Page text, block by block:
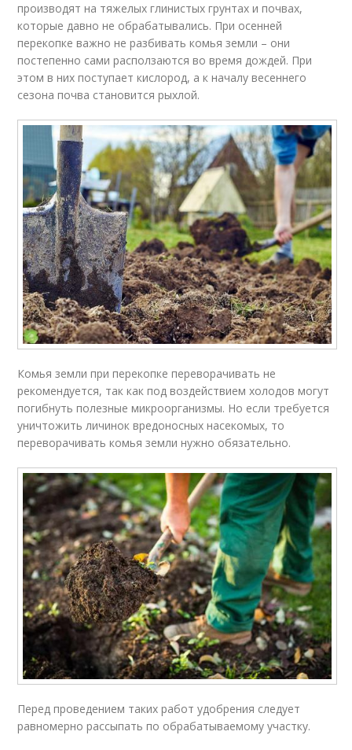
производят на тяжелых глинистых грунтах и почвах,
которые давно не обрабатывались. При осенней
перекопке важно не разбивать комья земли – они
постепенно сами расползаются во время дождей. При
этом в них поступает кислород, а к началу весеннего
сезона почва становится рыхлой.
Комья земли при перекопке переворачивать не
рекомендуется, так как под воздействием холодов могут
погибнуть полезные микроорганизмы. Но если требуется
уничтожить личинок вредоносных насекомых, то
переворачивать комья земли нужно обязательно.
Перед проведением таких работ удобрения следует
равномерно рассыпать по обрабатываемому участку.